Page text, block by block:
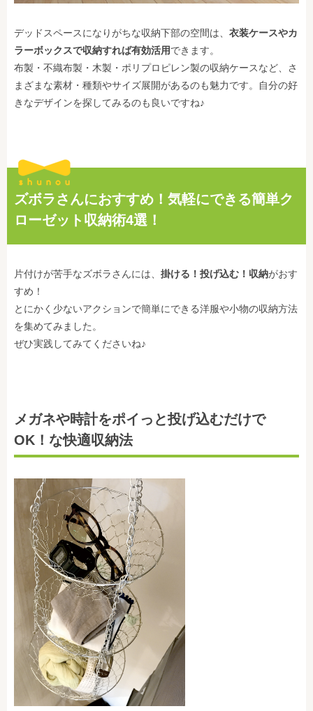
デッドスペースになりがちな収納下部の空間は、 衣装ケースやカ
ラーボックスで収納すれば有効活用できます。
布製・不織布製・木製・ポリプロピレン製の収納ケースなど、さ
まざまな素材・種類やサイズ展開があるのも魅力です。自分の好
きなデザインを探してみるのも良いですね♪
ズボラさんにおすすめ！気軽にできる簡単ク
ローゼット収納術4選！
片付けが苦手なズボラさんには、 掛ける！投げ込む！収納がおす
すめ！
とにかく少ないアクションで簡単にできる洋服や小物の収納方法
を集めてみました。
ぜひ実践してみてくださいね♪
メガネや時計をポイっと投げ込むだけで
OK！な快適収納法